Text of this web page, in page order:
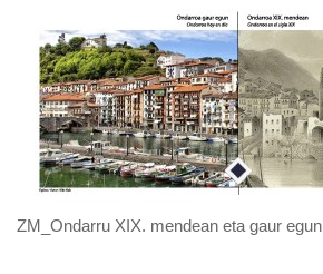
ZM_Ondarru XIX. mendean eta gaur egun